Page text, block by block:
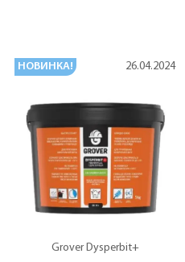
НОВИНКА! 26.04.2024
Grover Dysperbit+